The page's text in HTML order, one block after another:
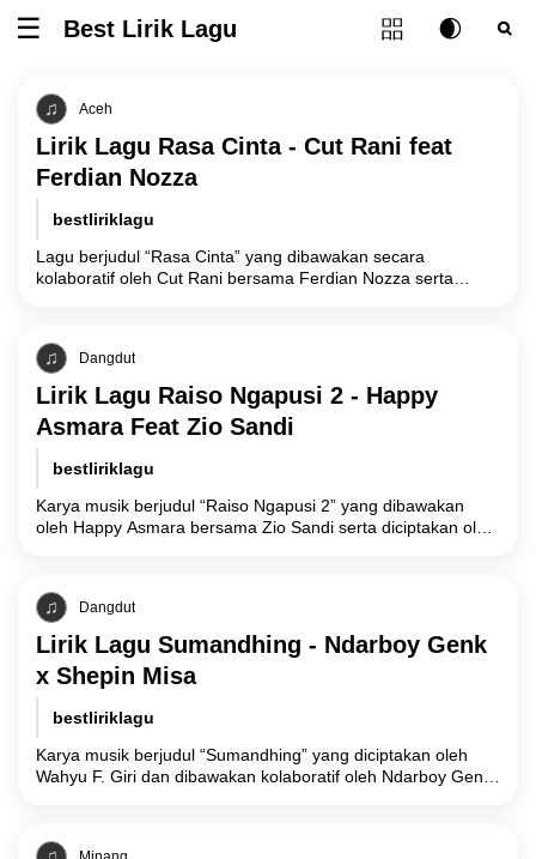
Tombol untuk membuka atau menutup menu
Best Lirik Lagu TombolTombol
Aceh
Lirik Lagu Rasa Cinta - Cut Rani feat
Ferdian Nozza
bestliriklagu
Lagu berjudul “Rasa Cinta” yang dibawakan secara
kolaboratif oleh Cut Rani bersama Ferdian Nozza serta
Dangdut
Lirik Lagu Raiso Ngapusi 2 - Happy
Asmara Feat Zio Sandi
bestliriklagu
Karya musik berjudul “Raiso Ngapusi 2” yang dibawakan
oleh Happy Asmara bersama Zio Sandi serta diciptakan oleh
Dangdut
Lirik Lagu Sumandhing - Ndarboy Genk
x Shepin Misa
bestliriklagu
Karya musik berjudul “Sumandhing” yang diciptakan oleh
Wahyu F. Giri dan dibawakan kolaboratif oleh Ndarboy Genk